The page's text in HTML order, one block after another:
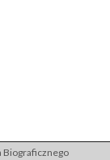
Biograficznego